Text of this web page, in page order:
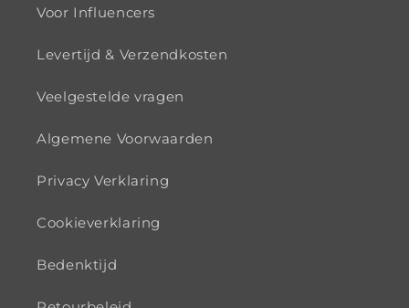
Voor Influencers
Levertijd & Verzendkosten
Veelgestelde vragen
Algemene Voorwaarden
Privacy Verklaring
Cookieverklaring
Bedenktijd